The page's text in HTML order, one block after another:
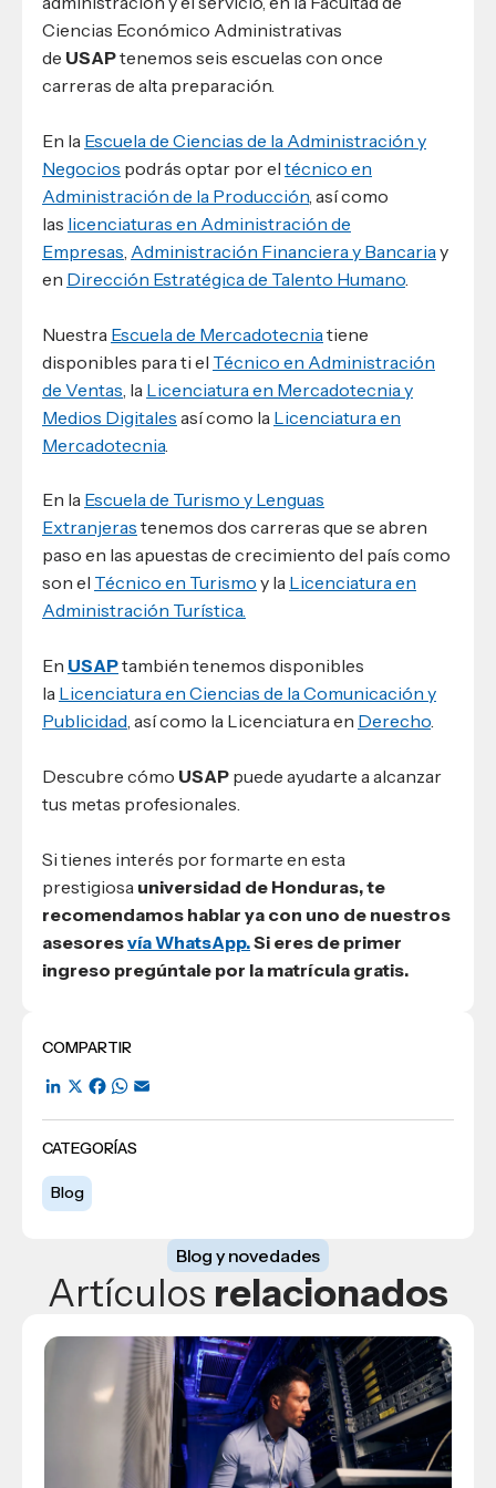
COMPARTIR
LinkedIn
X Facebook
WhatsApp
CATEGORÍAS
Blog
Ciencias Económico Administrativas
de USAPtenemos seis escuelas con once
carreras de alta preparación.
En la Escuela de Ciencias de la Administración y
Negocios podrás optar por el técnico en
Administración de la Producción , así como
las licenciaturas en Administración de
Empresas Administración Financiera y Bancaria y
en Dirección Estratégica de Talento Humano
Nuestra Escuela de Mercadotecnia tiene
disponibles para ti el Técnico en Administración
de Ventas , la Licenciatura en Mercadotecnia y
Medios Digitales así como la Licenciatura en
Mercadotecnia
En la Escuela de Turismo y Lenguas
Extranjeras tenemos dos carreras que se abren
paso en las apuestas de crecimiento del país como
son el Técnico en Turismo y la Licenciatura en
Administración Turística.
En USAPtambién tenemos disponibles
la Licenciatura en Ciencias de la Comunicación y
Publicidad, así como la Licenciatura en Derecho.
Descubre cómo USAP puede ayudarte a alcanzar
tus metas profesionales.
Si tienes interés por formarte en esta
prestigiosa universidad de Honduras, te
recomendamos hablar ya con uno de nuestros
asesoresvía WhatsApp.Si eres de primer
ingreso pregúntale por la matrícula gratis.
Blog y novedades
Artículos relacionados